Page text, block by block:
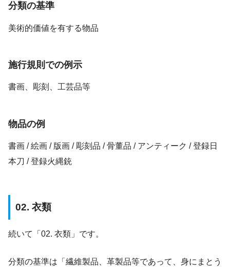
分類の基準
美術的価値を有する物品
施行規則での例示
書画、彫刻、工芸品等
物品の例
書画 / 絵画 / 版画 / 彫刻品 / 骨董品 / アンティーク / 登録日
本刀 / 登録火縄銃
02. 衣類
続いて「02. 衣類」です。
分類の基準は「繊維製品、革製品等であって、身にまとう